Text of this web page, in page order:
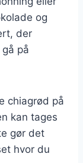
og
der
på
chiagrød på
kan tages
gør det
hvor du